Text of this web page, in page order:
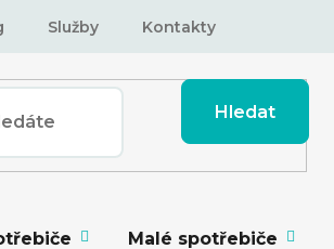
Služby Kontakty
Hledat
Malé spotřebiče